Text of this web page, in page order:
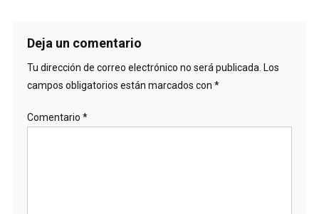
Deja un comentario
Tu dirección de correo electrónico no será publicada. Los
campos obligatorios están marcados con *
Comentario *